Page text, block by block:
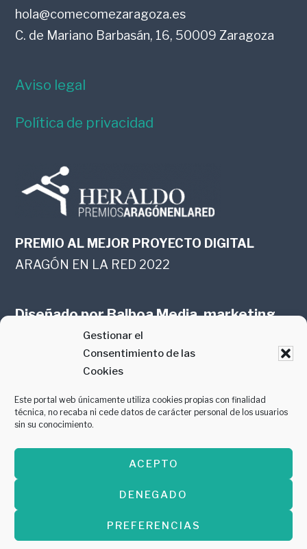
Gestionar el
Consentimiento de las
Cookies
Este portal web únicamente utiliza cookies propias con finalidad
técnica, no recaba ni cede datos de carácter personal de los usuarios
sin su conocimiento.
ACEPTO
DENEGADO
PREFERENCIAS
hola@comecomezaragoza.es
C. de Mariano Barbasán, 16, 50009 Zaragoza
Aviso legal
Política de privacidad
PREMIO AL MEJOR PROYECTO DIGITAL
ARAGÓN EN LA RED 2022
Diseñado porBalboa Media, marketing
online en Zaragoza
PREMIO AL MEJOR CONTENIDO
GASTROMANÍA 2018
Copyright © 2026 ·Diseñado porBalboa